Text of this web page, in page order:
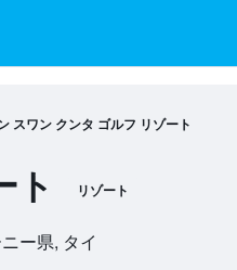
スワン クンタ ゴルフ リゾート
ト リゾート
ー県, タイ